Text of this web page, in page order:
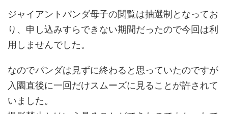
ジャイアントパンダ母子の閲覧は抽選制となってお
り、申し込みすらできない期間だったので今回は利
用しませんでした。
なのでパンダは見ずに終わると思っていたのですが
入園直後に一回だけスムーズに見ることが許されて
いました。